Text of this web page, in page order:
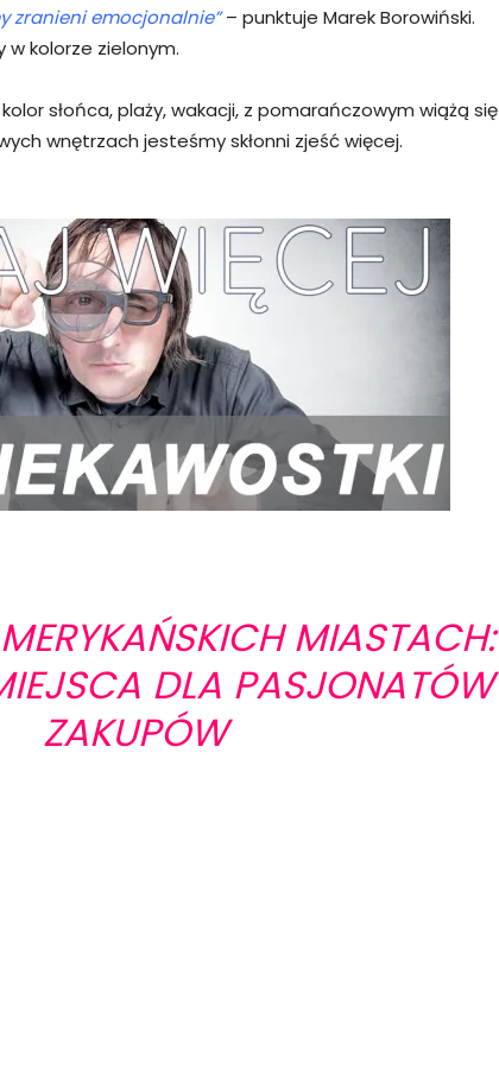
zranieni emocjonalnie”– punktuje Marek Borowiński.
kolorze zielonym.
słońca, plaży, wakacji, z pomarańczowym wiążą się
wnętrzach jesteśmy skłonni zjeść więcej.
MIASTACH:
DLA PASJONATÓW
ZAKUPÓW